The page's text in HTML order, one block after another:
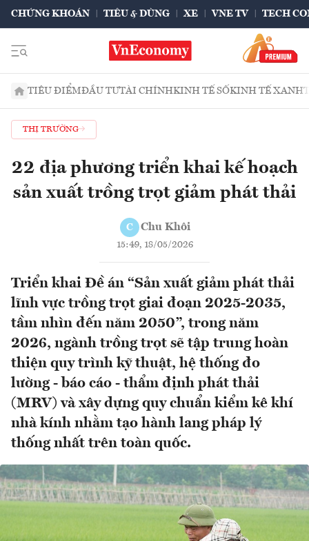
CHỨNG KHOÁN TIÊU & DÙNG XE VNE TV TECH
TIÊU ĐIỂMĐẦU TƯTÀI CHÍNHKINH TẾ SỐKINH TẾ XANH
THỊ TRƯỜNG
22 địa phương triển khai kế hoạch
sản xuất trồng trọt giảm phát thải
C Chu Khôi
15:49, 18/05/2026
Triển khai Đề án “Sản xuất giảm phát thải
lĩnh vực trồng trọt giai đoạn 2025-2035,
tầm nhìn đến năm 2050”, trong năm
2026, ngành trồng trọt sẽ tập trung hoàn
thiện quy trình kỹ thuật, hệ thống đo
lường - báo cáo - thẩm định phát thải
(MRV) và xây dựng quy chuẩn kiểm kê khí
nhà kính nhằm tạo hành lang pháp lý
thống nhất trên toàn quốc.